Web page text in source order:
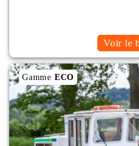
Voir le
Gamme ECO